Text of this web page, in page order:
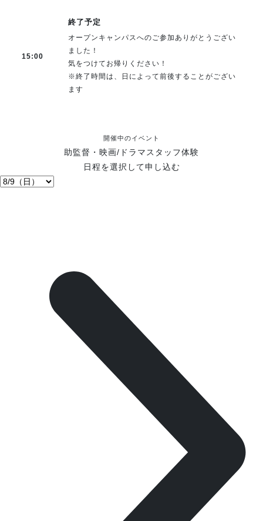
15:00
終了予定
オープンキャンパスへのご参加ありがとうござい
ました！
気をつけてお帰りください！
※終了時間は、日によって前後することがござい
ます
開催中のイベント
助監督・映画/ドラマスタッフ体験
日程を選択して申し込む